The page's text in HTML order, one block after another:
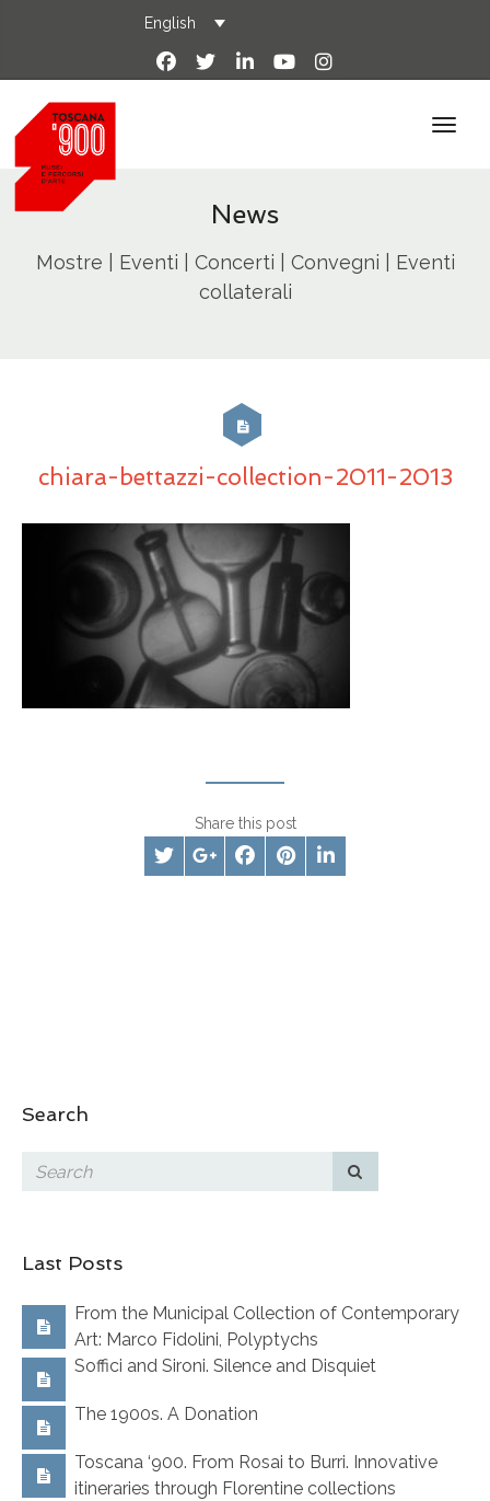
English
News
Mostre | Eventi | Concerti | Convegni | Eventi
collaterali
chiara-bettazzi-collection-2011-2013
Share this post
Search
Last Posts
From the Municipal Collection of Contemporary
Art: Marco Fidolini, Polyptychs
Soffici and Sironi. Silence and Disquiet
The 1900s. A Donation
Toscana ‘900. From Rosai to Burri. Innovative
itineraries through Florentine collections